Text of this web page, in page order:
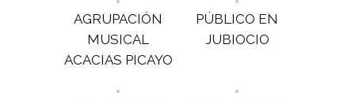
AGRUPACIÓN
MUSICAL
ACACIAS PICAYO
PÚBLICO EN
JUBIOCIO